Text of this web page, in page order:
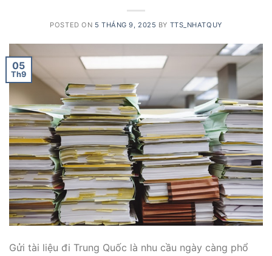
POSTED ON 5 THÁNG 9, 2025 BY TTS_NHATQUY
05
Th9
Gửi tài liệu đi Trung Quốc là nhu cầu ngày càng phổ